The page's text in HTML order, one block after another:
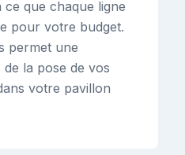
que chaque ligne
pour votre budget.
permet une
la pose de vos
votre pavillon